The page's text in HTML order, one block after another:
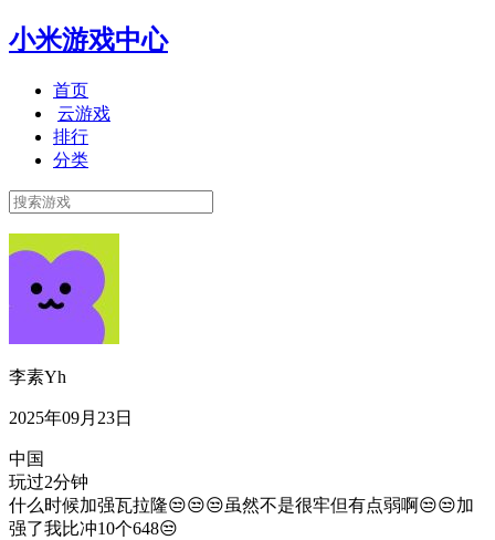
小米游戏中心
首页
云游戏
排行
分类
李素Yh
2025年09月23日
中国
玩过2分钟
什么时候加强瓦拉隆😒😒😒虽然不是很牢但有点弱啊😒😒加
强了我比冲10个648😒